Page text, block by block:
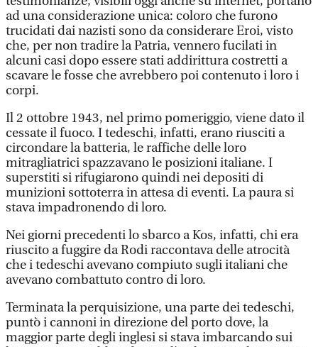
ad una considerazione unica: coloro che furono
trucidati dai nazisti sono da considerare Eroi, visto
che, per non tradire la Patria, vennero fucilati in
alcuni casi dopo essere stati addirittura costretti a
scavare le fosse che avrebbero poi contenuto i loro i
corpi.
Il 2 ottobre 1943, nel primo pomeriggio, viene dato il
cessate il fuoco. I tedeschi, infatti, erano riusciti a
circondare la batteria, le raffiche delle loro
mitragliatrici spazzavano le posizioni italiane. I
superstiti si rifugiarono quindi nei depositi di
munizioni sottoterra in attesa di eventi. La paura si
stava impadronendo di loro.
Nei giorni precedenti lo sbarco a Kos, infatti, chi era
riuscito a fuggire da Rodi raccontava delle atrocità
che i tedeschi avevano compiuto sugli italiani che
avevano combattuto contro di loro.
Terminata la perquisizione, una parte dei tedeschi,
puntò i cannoni in direzione del porto dove, la
maggior parte degli inglesi si stava imbarcando sui